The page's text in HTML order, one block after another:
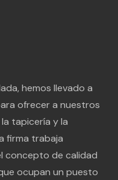
hemos llevado a
ofrecer a nuestros
tapicería y la
firma trabaja
concepto de calidad
ocupan un puesto